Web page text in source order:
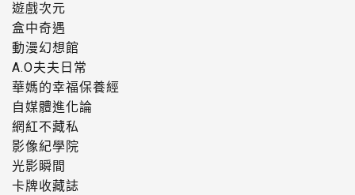
遊戲次元
盒中奇遇
動漫幻想館
A.O夫夫日常
華媽的幸福保養經
自媒體進化論
網紅不藏私
影像紀學院
光影瞬間
卡牌收藏誌